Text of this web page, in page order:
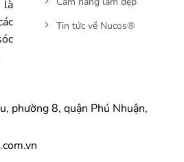
Tin tức về Nucos®
phường 8, quận Phú Nhuận,